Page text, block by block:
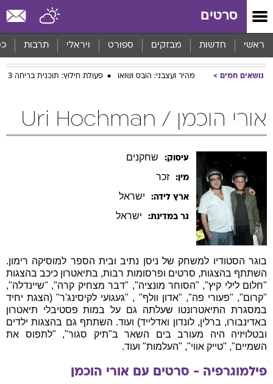
סרטים
ראשי חדשות מבזקים ספורט ויראלי תרבות
נושאים חמים מהיר ועצבני: הובס ושואו פעולת חילוץ: תוכנית בריחה 3
אורי הוכמן / Uri Hochman
עיסוק: שחקנים
מין: זכר
ארץ לידה: ישראל
גר במדינת: ישראל
בוגר הסטודיו למשחק של ניסן נתיב ובית הספר למוסיקה רימון.
השתתף בהצגות, סרטים ופרסומות רבות, בתיאטרון כיכב בהצגות
"חלום לילי קיץ", "הסוחר מונציה", "דבר מצחיק קרה", "שיינדלה",
"קרום", "פעורי פה", "אדון וולף" , "געגועי לקיסינג'ר" (הצגת יחיד
במסגרת התיאטרונטו שעלתה גם על במות פסטיבלי תיאטרון
באדינבורו, ברלין, לונדון ואדלייד) ועוד. השתתף גם בהצגות ילדים
ובטלויזיה היה מעורב בים השאר ב"תיק סגור", "לתפוס את
השמיים", "טייק אווי", "העלמות" ועוד.
פילמוגרפיה - סרטים עם אורי הוכמן